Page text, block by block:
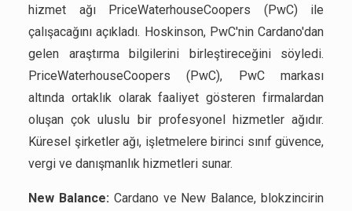
hizmet ağı PriceWaterhouseCoopers (PwC) ile
çalışacağını açıkladı. Hoskinson, PwC'nin Cardano'dan
gelen araştırma bilgilerini birleştireceğini söyledi.
PriceWaterhouseCoopers (PwC), PwC markası
altında ortaklık olarak faaliyet gösteren firmalardan
oluşan çok uluslu bir profesyonel hizmetler ağıdır.
Küresel şirketler ağı, işletmelere birinci sınıf güvence,
vergi ve danışmanlık hizmetleri sunar.
New Balance: Cardano ve New Balance, blokzincirin